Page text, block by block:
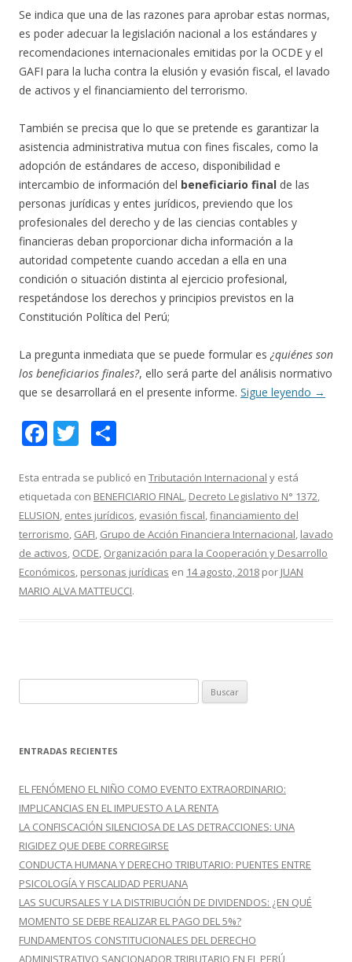
Se indica que una de las razones para aprobar estas normas,
es poder adecuar la legislación nacional a los estándares y
recomendaciones internacionales emitidas por la OCDE y el
GAFI para la lucha contra la elusión y evasión fiscal, el lavado
de activos y el financiamiento del terrorismo.
También se precisa que lo que se pretende es garantizar la
asistencia administrativa mutua con fines fiscales, como la
adopción de estándares de acceso, disponibilidad e
intercambio de información del beneficiario final de las
personas jurídicas y entes jurídicos, previendo que los
profesionales del derecho y de las ciencias contables y
financieras deban proporcionar dicha información a la
autoridad competente cuando accedan a ella en una
condición o situación distinta al ejercicio profesional,
respetándose los derechos y principios previstos en la
Constitución Política del Perú;
La pregunta inmediata que se puede formular es ¿quiénes son
los beneficiarios finales?, ello será parte del análisis normativo
que se desarrollará en el presente informe. Sigue leyendo →
F
e
b
o
o
k
T
itt
er
m
p
ar
ti
r
Esta entrada se publicó en Tributación Internacional y está
etiquetada con BENEFICIARIO FINAL, Decreto Legislativo N° 1372,
ELUSION, entes jurídicos, evasión fiscal,financiamiento del
terrorismo, GAFI, Grupo de Acción Financiera Internacional, lavado
de activos, OCDE, Organización para la Cooperación y Desarrollo
Económicos, personas jurídicas en 14 agosto, 2018 por JUAN
MARIO ALVA MATTEUCCI.
u
c
r
:
ENTRADAS RECIENTES
EL FENÓMENO EL NIÑO COMO EVENTO EXTRAORDINARIO:
IMPLICANCIAS EN EL IMPUESTO A LA RENTA
LA CONFISCACIÓN SILENCIOSA DE LAS DETRACCIONES: UNA
RIGIDEZ QUE DEBE CORREGIRSE
CONDUCTA HUMANA Y DERECHO TRIBUTARIO: PUENTES ENTRE
PSICOLOGÍA Y FISCALIDAD PERUANA
LAS SUCURSALES Y LA DISTRIBUCIÓN DE DIVIDENDOS: ¿EN QUÉ
MOMENTO SE DEBE REALIZAR EL PAGO DEL 5%?
FUNDAMENTOS CONSTITUCIONALES DEL DERECHO
ADMINISTRATIVO SANCIONADOR TRIBUTARIO EN EL PERÚ